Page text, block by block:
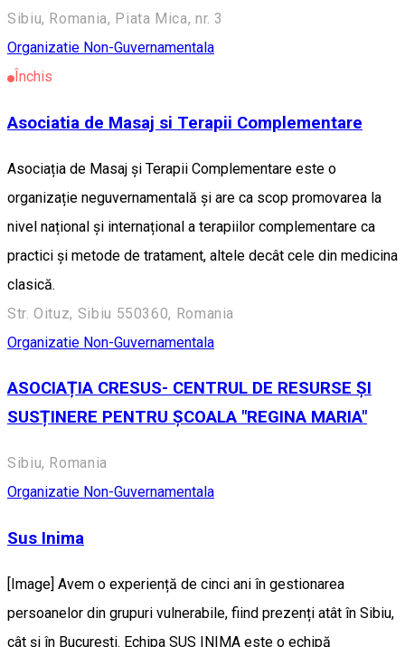
Sibiu, Romania, Piata Mica, nr. 3
Organizatie Non-Guvernamentala
Închis
Asociatia de Masaj si Terapii Complementare
Asociația de Masaj și Terapii Complementare este o
organizație neguvernamentală și are ca scop promovarea la
nivel național și internațional a terapiilor complementare ca
practici și metode de tratament, altele decât cele din medicina
clasică.
Str. Oituz, Sibiu 550360, Romania
Organizatie Non-Guvernamentala
ASOCIAȚIA CRESUS- CENTRUL DE RESURSE ȘI
SUSȚINERE PENTRU ȘCOALA "REGINA MARIA"
Sibiu, Romania
Organizatie Non-Guvernamentala
Sus Inima
[Image] Avem o experiență de cinci ani în gestionarea
persoanelor din grupuri vulnerabile, fiind prezenți atât în Sibiu,
cât și în București. Echipa SUS INIMA este o echipă